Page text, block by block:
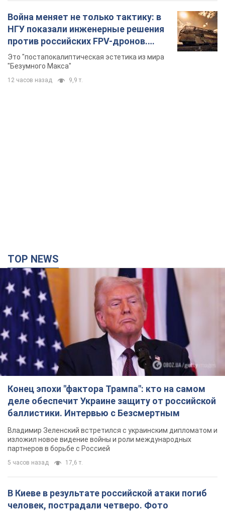
Война меняет не только тактику: в
НГУ показали инженерные решения
против российских FPV-дронов.
Фото
Это "постапокалиптическая эстетика из мира
"Безумного Макса"
12 часов назад 9,9 т.
TOP NEWS
Конец эпохи "фактора Трампа": кто на самом
деле обеспечит Украине защиту от российской
баллистики. Интервью с Безсмертным
Владимир Зеленский встретился с украинским дипломатом и
изложил новое видение войны и роли международных
партнеров в борьбе с Россией
5 часов назад 17,6 т.
В Киеве в результате российской атаки погиб
человек, пострадали четверо. Фото